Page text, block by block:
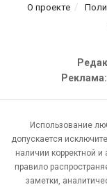
О проекте
Реклама:
Использование
допускается
наличии корректной
правило
заметки,